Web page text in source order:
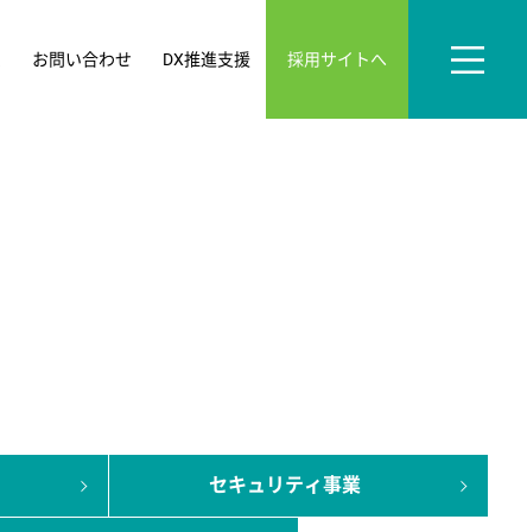
お問い合わせ DX推進支援 採用サイトへ
セキュリティ事業